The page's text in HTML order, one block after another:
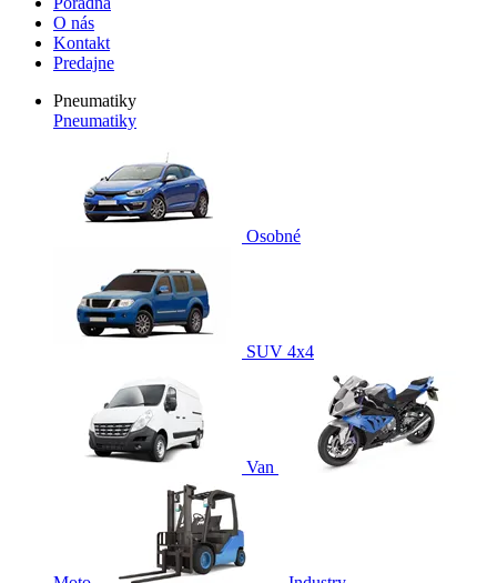
O nás
Kontakt
Predajne
Pneumatiky
Pneumatiky
Osobné
SUV 4x4
Van